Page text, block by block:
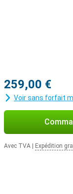
259,00 €
Voir sans forfait
Avec TVA Expédition